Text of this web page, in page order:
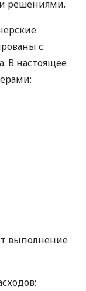
решениями.
с
В настоящее
выполнение